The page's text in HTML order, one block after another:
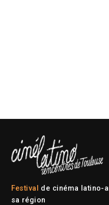
Festival de cinéma latino-
sa région